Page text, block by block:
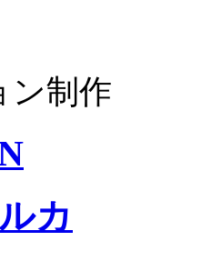
ン制作
カ